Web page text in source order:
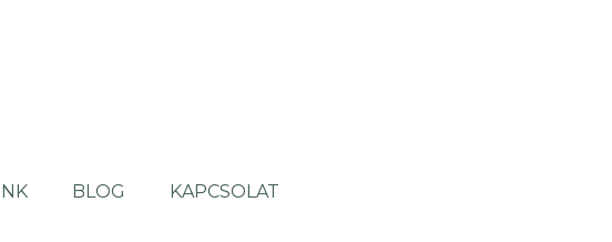
BLOG KAPCSOLAT